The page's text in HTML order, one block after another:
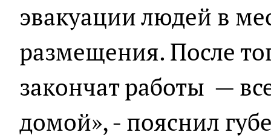
эвакуации людей в
размещения. После
закончат работы —
домой», - пояснил